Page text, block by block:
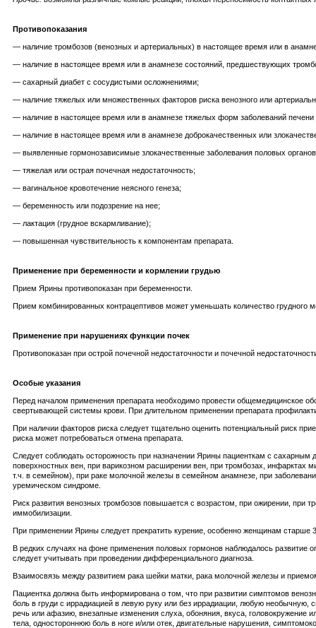
Противопоказания
— наличие тромбозов (венозных и артериальных) в настоящее время или в
— наличие в настоящее время или в анамнезе состояний, предшествующих
— сахарный диабет с сосудистыми осложнениями;
— наличие тяжелых или множественных факторов риска венозного или
— наличие в настоящее время или в анамнезе тяжелых форм заболеваний печени
— наличие в настоящее время или в анамнезе доброкачественных или
— выявленные гормонозависимые злокачественные заболевания половых
— тяжелая или острая почечная недостаточность;
— вагинальное кровотечение неясного генеза;
— беременность или подозрение на нее;
— лактация (грудное вскармливание);
— повышенная чувствительность к компонентам препарата.
Применение при беременности и кормлении грудью
Прием Ярины противопоказан при беременности.
Прием комбинированных контрацептивов может уменьшать количество грудного
Применение при нарушениях функции почек
Противопоказан при острой почечной недостаточности и почечной
Особые указания
Перед началом применения препарата необходимо провести общемедицинское
свертывающей системы крови. При длительном применении препарата
При наличии факторов риска следует тщательно оценить потенциальный риск
риска может потребоваться отмена препарата.
Следует соблюдать осторожность при назначении Ярины пациенткам с
поверхностных вен, при варикозном расширении вен, при тромбозах, инфарктах
т.ч. в семейном), при раке молочной железы в семейном анамнезе, при
уремическом синдроме.
Риск развития венозных тромбозов повышается с возрастом, при ожирении, при
иммобилизации.
При применении Ярины следует прекратить курение, особенно женщинам старше
В редких случаях на фоне применения половых гормонов наблюдалось развитие
следует учитывать при проведении дифференциального диагноза.
Взаимосвязь между развитием рака шейки матки, рака молочной железы и
Пациентка должна быть информирована о том, что при развитии симптомов
боль в груди с иррадиацией в левую руку или без иррадиации, любую
речь или афазию, внезапные изменения слуха, обоняния, вкуса, головокружение
тела, одностороннюю боль в ноге и/или отек, двигательные нарушения,